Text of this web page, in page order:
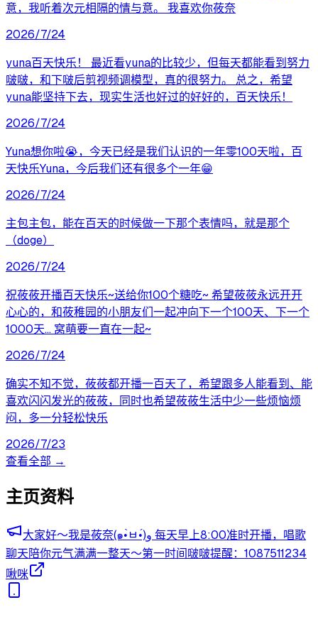
意，我听着次元相隔的情与意。 我喜欢你莜奈
2026/7/24
yuna百天快乐！ 最近看yuna的比较少，但每天都能看到努力
啵啵，和下啵后剪视频调模型，真的很努力。 总之，希望
yuna能坚持下去，现实生活也好过的好好的，百天快乐！
2026/7/24
Yuna想你啦😭，今天已经是我们认识的一年零100天啦，百
天快乐Yuna，今后我们还有很多个一年😁
2026/7/24
主包主包，能在百天的时候做一下那个表情吗，就是那个
（doge）
2026/7/24
祝莜莜开播百天快乐~送给你100个糖吃~ 希望莜莜永远开开
心心的，和莜稚园的小朋友们一起冲向下一个100天、下一个
1000天... 窝萌要一直在一起~
2026/7/24
确实不知不觉，莜莜都开播一百天了，希望跟多人能看到、能
喜欢闪闪发光的莜莜，同时也希望莜莜生活中少一些烦恼烦
闷，多一分轻松快乐
2026/7/23
查看全部 →
主页资料
大家好～我是莜奈(๑•̀ㅂ•́)و 每天早上8:00准时开播，唱歌
聊天陪你元气满满一整天～第一时间啵啵提醒：1087511234
啾咪